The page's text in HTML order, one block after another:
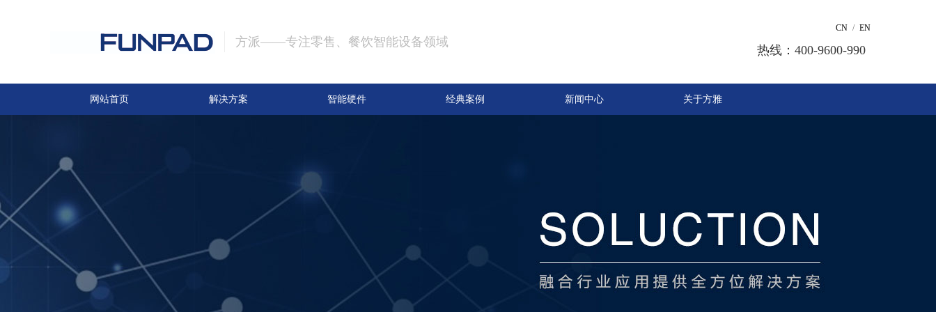
方派——专注零售、餐饮智能设备领域
CN / EN
热线：400-9600-990
网站首页 解决方案 智能硬件 经典案例 新闻中心 关于方雅